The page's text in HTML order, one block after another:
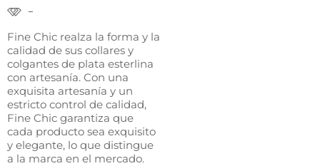
Fine Chic realza la forma y la
calidad de sus collares y
colgantes de plata esterlina
con artesanía. Con una
exquisita artesanía y un
estricto control de calidad,
Fine Chic garantiza que
cada producto sea exquisito
y elegante, lo que distingue
a la marca en el mercado.